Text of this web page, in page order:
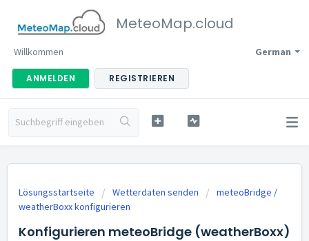
MeteoMap.cloud
German
Willkommen
ANMELDEN REGISTRIEREN
Lösungsstartseite Wetterdaten senden
meteoBridge /
weatherBoxx konfigurieren
Konfigurieren meteoBridge (weatherBoxx)